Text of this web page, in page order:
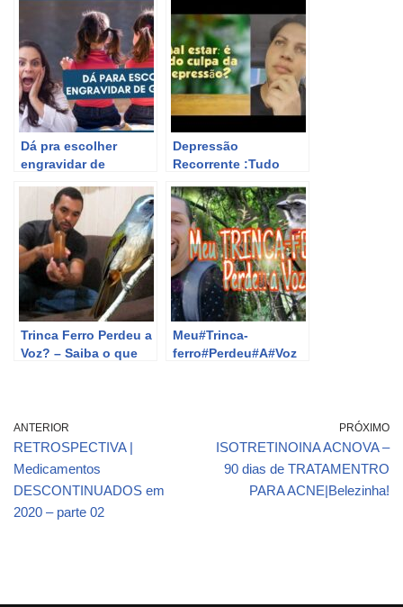
Dá pra escolher
engravidar de
de La Rocque
Depressão
Recorrente :Tudo
depressão???
#fluoxetina
#depressão
Trinca Ferro Perdeu a
Voz? – Saiba o que
Meu#Trinca-
ferro#Perdeu#A#Voz
ANTERIOR
RETROSPECTIVA |
Medicamentos
DESCONTINUADOS em
2020 – parte 02
PRÓXIMO
ISOTRETINOINA ACNOVA –
90 dias de TRATAMENTRO
PARA ACNE|Belezinha!